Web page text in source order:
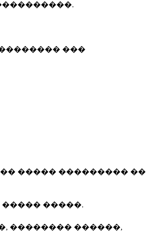
���
����� ��������� ��
�����.
�������� ������,